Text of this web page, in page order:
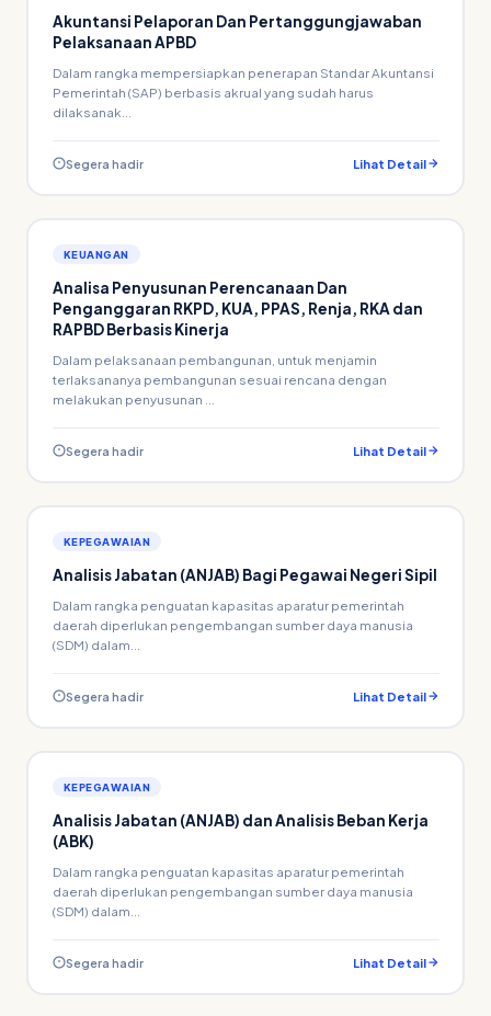
Akuntansi Pelaporan Dan Pertanggungjawaban
Pelaksanaan APBD
Dalam rangka mempersiapkan penerapan Standar Akuntansi
Pemerintah (SAP) berbasis akrual yang sudah harus
dilaksanak...
Segera hadir Lihat Detail
KEUANGAN
Analisa Penyusunan Perencanaan Dan
Penganggaran RKPD, KUA, PPAS, Renja, RKA dan
RAPBD Berbasis Kinerja
Dalam pelaksanaan pembangunan, untuk menjamin
terlaksananya pembangunan sesuai rencana dengan
melakukan penyusunan ...
Segera hadir Lihat Detail
KEPEGAWAIAN
Analisis Jabatan (ANJAB) Bagi Pegawai Negeri Sipil
Dalam rangka penguatan kapasitas aparatur pemerintah
daerah diperlukan pengembangan sumber daya manusia
(SDM) dalam...
Segera hadir Lihat Detail
KEPEGAWAIAN
Analisis Jabatan (ANJAB) dan Analisis Beban Kerja
(ABK)
Dalam rangka penguatan kapasitas aparatur pemerintah
daerah diperlukan pengembangan sumber daya manusia
(SDM) dalam...
Segera hadir Lihat Detail